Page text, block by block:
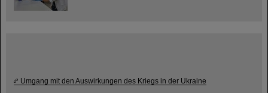
Umgang mit den Auswirkungen des Kriegs in der Ukraine